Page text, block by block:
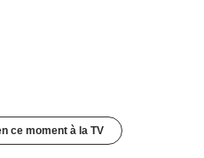
ce moment à la TV